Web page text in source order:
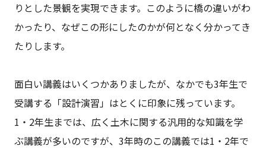
りとした景観を実現できます。このように橋の違いがわ
かったり、なぜこの形にしたのかが何となく分かってき
たりします。
面白い講義はいくつかありましたが、なかでも3年生で
受講する「設計演習」はとくに印象に残っています。
1・2年生までは、広く土木に関する汎用的な知識を学
ぶ講義が多いのですが、3年時のこの講義では1・2年で